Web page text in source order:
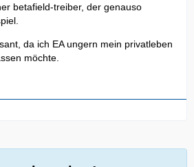
betafield-treiber, der genauso
da ich EA ungern mein privatleben
möchte.